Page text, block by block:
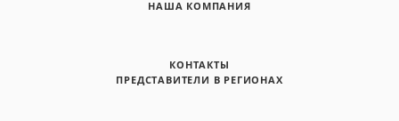
НАША КОМПАНИЯ
КОНТАКТЫ
ПРЕДСТАВИТЕЛИ В РЕГИОНАХ